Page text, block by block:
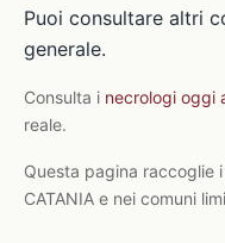
Puoi consultare altri
generale.
Consulta i necrologi oggi
reale.
Questa pagina raccoglie
CATANIA e nei comuni